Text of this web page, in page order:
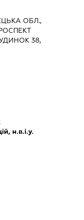
ОБЛ.,
38,
н.в.і.у.